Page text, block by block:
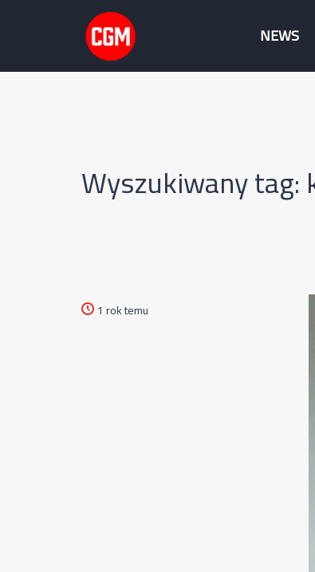
NEWS
Wyszukiwany tag:
1 rok temu